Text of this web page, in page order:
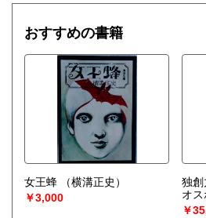
おすすめの書籍
女王蜂
（横溝正史）
￥3,000
独創
オ
￥